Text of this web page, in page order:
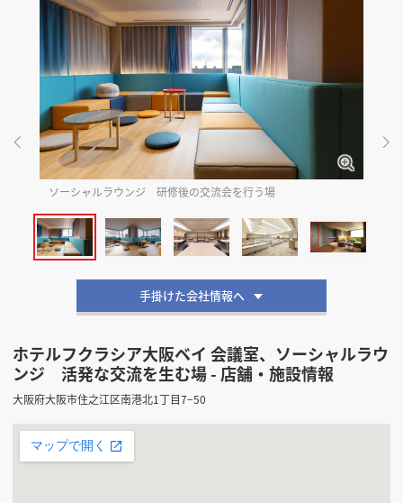
内装の費用相場シミュレーター
掲載希望のデザイン 設計・施工会社様へ
店舗開業・改装を ご検討中の方へ
ソーシャルラウンジ 研修後の交流会を行う場
手掛けた会社情報へ
ホテルフクラシア大阪ベイ 会議室、ソーシャルラウ
ンジ 活発な交流を生む場 - 店舗・施設情報
大阪府大阪市住之江区南港北1丁目7−50